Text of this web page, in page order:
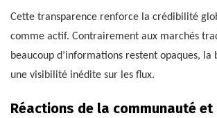
Cette transparence renforce la crédibilité
comme actif. Contrairement aux marchés
beaucoup d’informations restent opaques, la
une visibilité inédite sur les flux.
Réactions de la communauté